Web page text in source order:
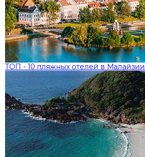
ТОП - 10 пляжных отелей в Малайзии